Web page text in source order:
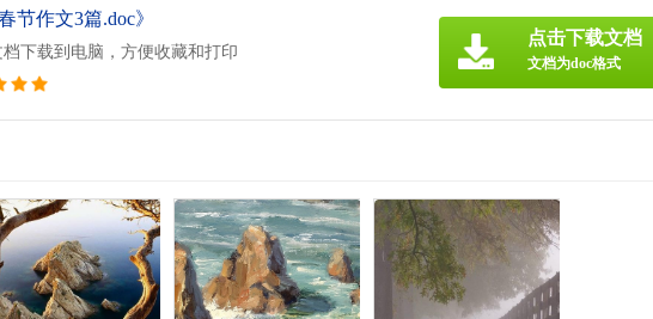
节作文3篇.doc》
下载到电脑，方便收藏和打印
点击下载文档
文档为doc格式